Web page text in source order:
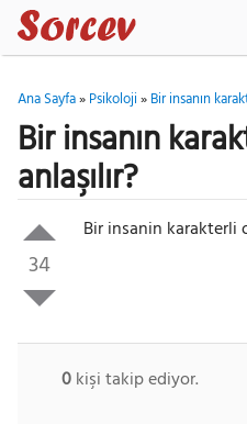
Ana Sayfa»Psikoloji»Bir insanın
Bir insanın
anlaşılır?
34
Bir insanin karakterli
0kişi takip ediyor.